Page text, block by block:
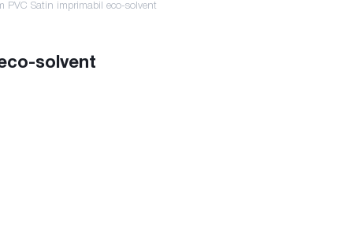
PVC Satin imprimabil eco-solvent
solvent